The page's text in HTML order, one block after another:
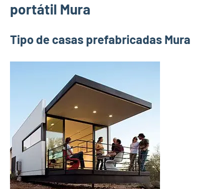
portátil Mura
Tipo de casas prefabricadas Mura